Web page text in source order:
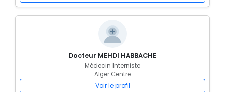
Docteur MEHDI HABBACHE
Médecin Interniste
Alger Centre
Voir le profil